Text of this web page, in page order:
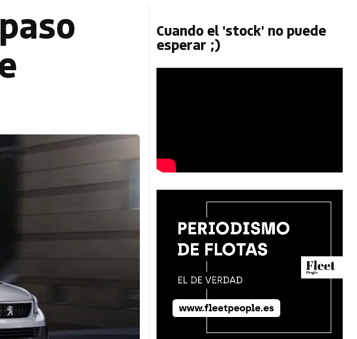
Cuando el 'stock' no puede
esperar ;)